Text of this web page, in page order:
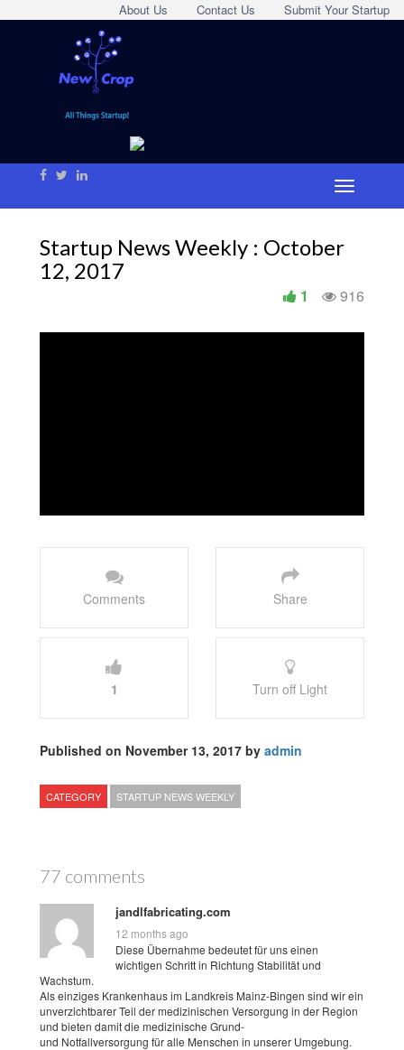
Submit Your Startup
Contact Us
About Us
Startup News Weekly : October
12, 2017
916
1
Comments Share
1 Turn off Light
Published on November 13, 2017 by admin
CATEGORY STARTUP NEWS WEEKLY
77 comments
jandlfabricating.com
12 months ago
Diese Übernahme bedeutet für uns einen
wichtigen Schritt in Richtung Stabilität und
Wachstum.
Als einziges Krankenhaus im Landkreis Mainz-Bingen sind wir ein
unverzichtbarer Teil der medizinischen Versorgung in der Region
und bieten damit die medizinische Grund-
und Notfallversorgung für alle Menschen in unserer Umgebung.